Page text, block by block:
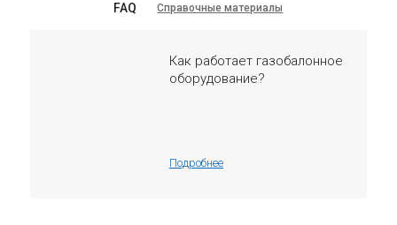
FAQ Справочные материалы
Как работает газобалонное
оборудование?
Подробнее